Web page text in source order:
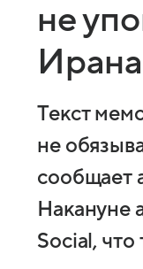
не
Текст
не
сообщает
Накануне
Social,